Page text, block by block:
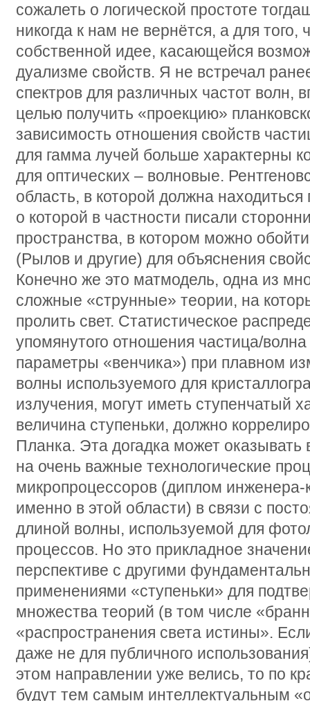
сожалеть о логической простоте
никогда к нам не вернётся, а для того,
собственной идее, касающейся
дуализме свойств. Я не встречал
спектров для различных частот волн,
целью получить «проекцию»
зависимость отношения свойств
для гамма лучей больше характерны
для оптических – волновые.
область, в которой должна
о которой в частности писали
пространства, в котором можно
(Рылов и другие) для объяснения
Конечно же это матмодель, одна из
сложные «струнные» теории, на
пролить свет. Статистическое
упомянутого отношения частица/
параметры «венчика») при плавном
волны используемого для
излучения, могут иметь ступенчатый
величина ступеньки, должно
Планка. Эта догадка может оказывать
на очень важные технологические
микропроцессоров (диплом инженера-
именно в этой области) в связи с
длиной волны, используемой для
процессов. Но это прикладное
перспективе с другими
применениями «ступеньки» для
множества теорий (в том числе
«распространения света истины».
даже не для публичного
этом направлении уже велись, то по
будут тем самым интеллектуальным